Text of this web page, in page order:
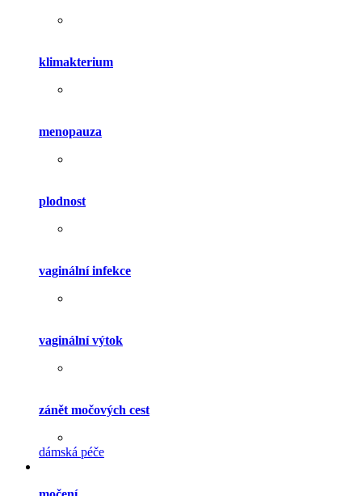
klimakterium
menopauza
plodnost
vaginální infekce
vaginální výtok
zánět močových cest
dámská péče